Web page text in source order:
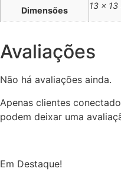
Dimensões 13 × 13
Avaliações
Não há avaliações ainda.
Apenas clientes
podem deixar uma
Em Destaque!